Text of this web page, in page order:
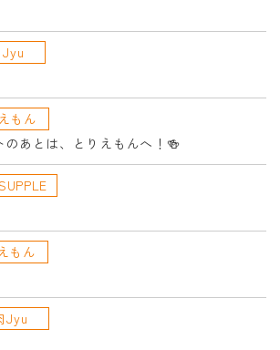
もん
のあとは、とりえもんへ！🍻
もん
Jyu